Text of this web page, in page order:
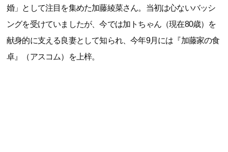
婚」として注目を集めた加藤綾菜さん。当初は心ないバッシ
ングを受けていましたが、今では加トちゃん（現在80歳）を
献身的に支える良妻として知られ、今年9月には『加藤家の食
卓』（アスコム）を上梓。